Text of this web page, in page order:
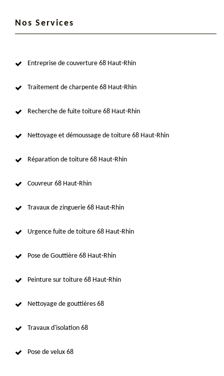
Nos Services
Entreprise de couverture 68 Haut-Rhin
Traitement de charpente 68 Haut-Rhin
Recherche de fuite toiture 68 Haut-Rhin
Nettoyage et démoussage de toiture 68 Haut-Rhin
Réparation de toiture 68 Haut-Rhin
Couvreur 68 Haut-Rhin
Travaux de zinguerie 68 Haut-Rhin
Urgence fuite de toiture 68 Haut-Rhin
Pose de Gouttière 68 Haut-Rhin
Peinture sur toiture 68 Haut-Rhin
Nettoyage de gouttières 68
Travaux d'isolation 68
Pose de velux 68